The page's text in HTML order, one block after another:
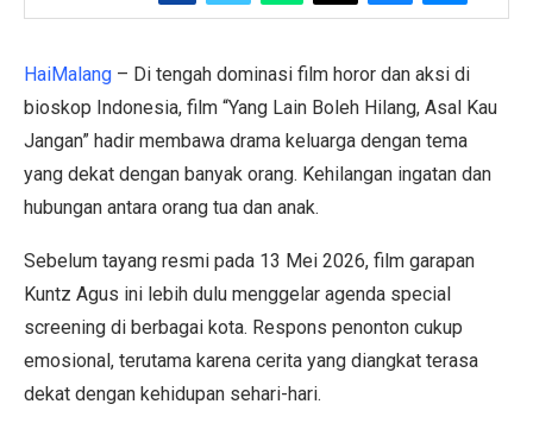
HaiMalang – Di tengah dominasi film horor dan aksi di
bioskop Indonesia, film “Yang Lain Boleh Hilang, Asal Kau
Jangan” hadir membawa drama keluarga dengan tema
yang dekat dengan banyak orang. Kehilangan ingatan dan
hubungan antara orang tua dan anak.
Sebelum tayang resmi pada 13 Mei 2026, film garapan
Kuntz Agus ini lebih dulu menggelar agenda special
screening di berbagai kota. Respons penonton cukup
emosional, terutama karena cerita yang diangkat terasa
dekat dengan kehidupan sehari-hari.